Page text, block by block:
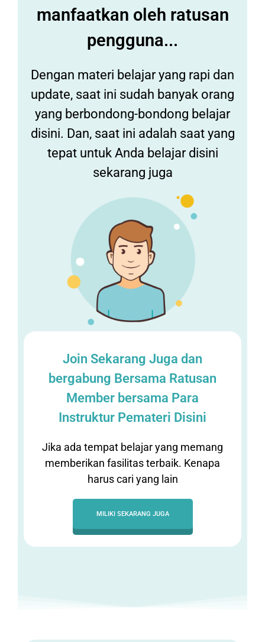
manfaatkan oleh ratusan
pengguna...
Dengan materi belajar yang rapi dan
update, saat ini sudah banyak orang
yang berbondong-bondong belajar
disini. Dan, saat ini adalah saat yang
tepat untuk Anda belajar disini
sekarang juga
Join Sekarang Juga dan
bergabung Bersama Ratusan
Member bersama Para
Instruktur Pemateri Disini
Jika ada tempat belajar yang memang
memberikan fasilitas terbaik. Kenapa
harus cari yang lain
MILIKI SEKARANG JUGA